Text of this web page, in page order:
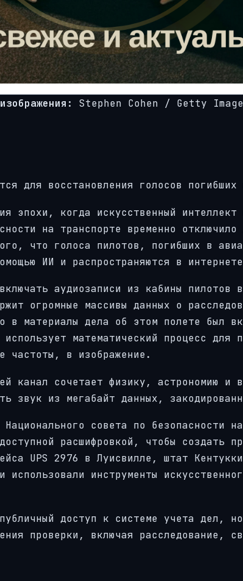
Stephen Cohen / Getty
для восстановления голосов погибших
эпохи, когда искусственный
на транспорте временно
что голоса пилотов, погибших в
ИИ и распространяются в
аудиозаписи из кабины пилотов
огромные массивы данных о
в материалы дела об этом полете был
математический процесс для
частоты, в изображение.
канал сочетает физику, астрономию и
звук из мегабайт данных,
совета по безопасности
расшифровкой, чтобы создать
UPS 2976 в Луисвилле, штат
использовали инструменты
доступ к системе учета дел,
проверки, включая расследование,